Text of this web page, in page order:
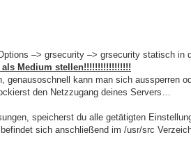
–> grsecurity –> grsecurity statisch in
Medium stellen!!!!!!!!!!!!!!!!!
kann man sich aussperren
den Netzzugang deines Servers…
speicherst du alle getätigten
sich anschließend im /usr/src